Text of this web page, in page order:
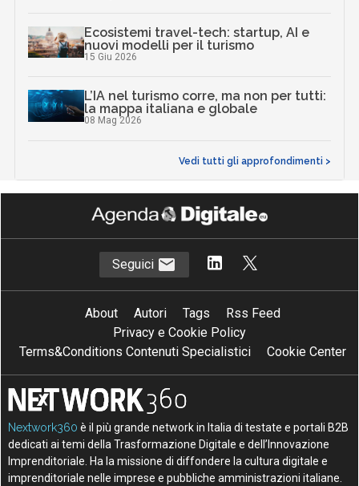
Ecosistemi travel-tech: startup, AI e
nuovi modelli per il turismo
15 Giu 2026
L’IA nel turismo corre, ma non per tutti:
la mappa italiana e globale
08 Mag 2026
Vedi tutti gli approfondimenti >
Seguici
About Autori Tags
Rss Feed
Privacy e Cookie Policy
Terms&Conditions Contenuti Specialistici
Cookie Center
Nextwork360 è il più grande network in Italia di testate e portali B2B
dedicati ai temi della Trasformazione Digitale e dell’Innovazione
Imprenditoriale. Ha la missione di diffondere la cultura digitale e
imprenditoriale nelle imprese e pubbliche amministrazioni italiane.